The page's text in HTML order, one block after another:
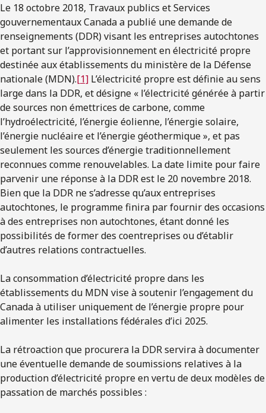
Le 18 octobre 2018, Travaux publics et Services
gouvernementaux Canada a publié une demande de
renseignements (DDR) visant les entreprises autochtones
et portant sur l’approvisionnement en électricité propre
destinée aux établissements du ministère de la Défense
nationale (MDN).[1] L’électricité propre est définie au sens
large dans la DDR, et désigne « l’électricité générée à partir
de sources non émettrices de carbone, comme
l’hydroélectricité, l’énergie éolienne, l’énergie solaire,
l’énergie nucléaire et l’énergie géothermique », et pas
seulement les sources d’énergie traditionnellement
reconnues comme renouvelables. La date limite pour faire
parvenir une réponse à la DDR est le 20 novembre 2018.
Bien que la DDR ne s’adresse qu’aux entreprises
autochtones, le programme finira par fournir des occasions
à des entreprises non autochtones, étant donné les
possibilités de former des coentreprises ou d’établir
d’autres relations contractuelles.
La consommation d’électricité propre dans les
établissements du MDN vise à soutenir l’engagement du
Canada à utiliser uniquement de l’énergie propre pour
alimenter les installations fédérales d’ici 2025.
La rétroaction que procurera la DDR servira à documenter
une éventuelle demande de soumissions relatives à la
production d’électricité propre en vertu de deux modèles de
passation de marchés possibles :